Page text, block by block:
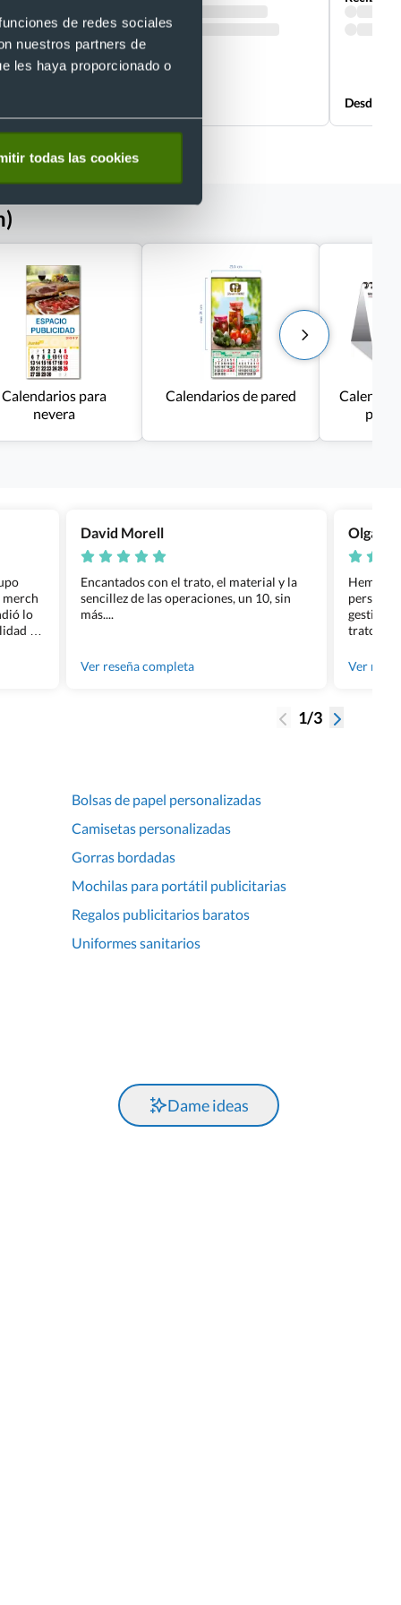
de redes sociales
nuestros partners de
les haya proporcionado o
todas las cookies
Desde
Calendarios para
nevera
Calendarios de pared
lo
de
David Morell
Encantados con el trato, el material y la
sencillez de las operaciones, un 10, sin
más....
Ver reseña completa
Olga
Hemos
gestión
trato
gente
Ver
1/3
Bolsas de papel personalizadas
Camisetas personalizadas
Gorras bordadas
Mochilas para portátil publicitarias
Regalos publicitarios baratos
Uniformes sanitarios
Dame ideas